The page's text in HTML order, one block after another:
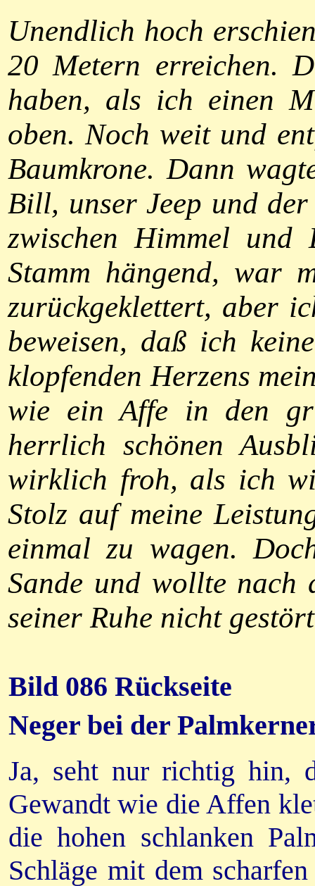
Unendlich hoch
20 Metern erreichen.
haben, als ich einen
oben. Noch weit und
Baumkrone. Dann
Bill, unser Jeep und
zwischen Himmel
Stamm hängend, war
zurückgeklettert, aber
beweisen, daß ich
klopfenden Herzens
wie ein Affe in den
herrlich schönen
wirklich froh, als ich
Stolz auf meine
einmal zu wagen.
Sande und wollte nach
seiner Ruhe nicht
Bild 086 Rückseite
Neger bei der
Ja, seht nur richtig hin,
Gewandt wie die Affen
die hohen schlanken
Schläge mit dem